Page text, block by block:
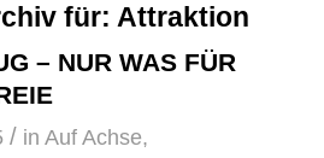
für: Attraktion
– NUR WAS FÜR
/ in Auf Achse,